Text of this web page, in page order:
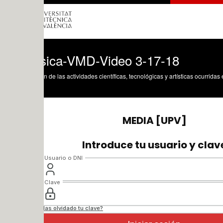
VMD-Video 3-17-18
de las actividades científicas, tecnológicas y artísticas ocurridas en los tres